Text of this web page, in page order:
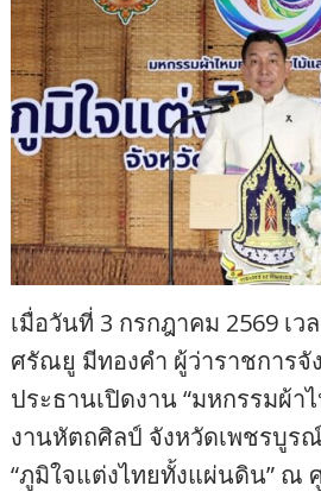
เมื่อวันที่ 3 กรกฎาคม 2569 เว
ศรัณยู มีทองคำ ผู้ว่าราชการ
ประธานเปิดงาน “มหกรรมผ้
งานหัตถศิลป์ จังหวัดเพชรบูร
“ภูมิใจแต่งไทยทั้งแผ่นดิน” ณ